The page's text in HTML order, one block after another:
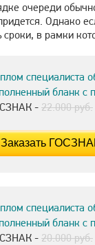
очереди
Однако
сроки, в рамки
специалиста
бланк с
- 22.000 руб.
специалиста
бланк с
- 20.000 руб.